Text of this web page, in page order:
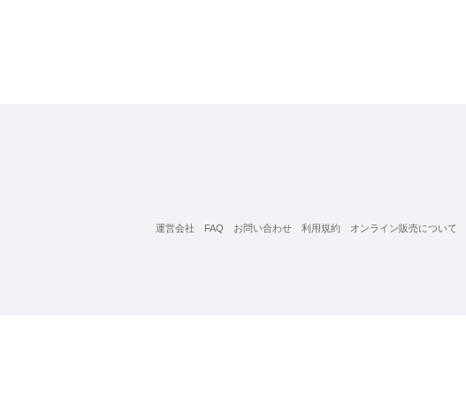
運営会社 FAQ お問い合わせ 利用規約 オンライン販売について